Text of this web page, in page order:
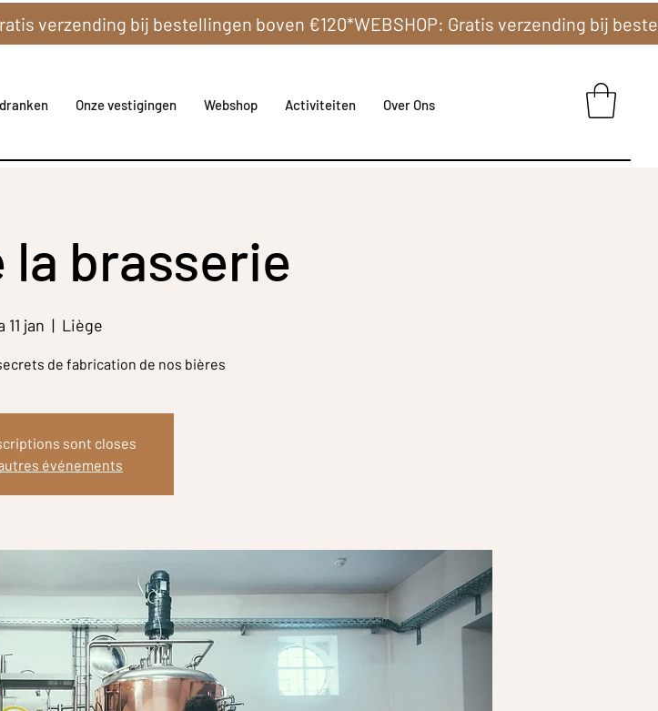
Onze vestigingen Webshop Activiteiten Over Ons
la brasserie
11 jan
  |
Liège
de fabrication de nos bières
sont closes
événements